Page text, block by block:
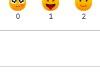
0 1 2